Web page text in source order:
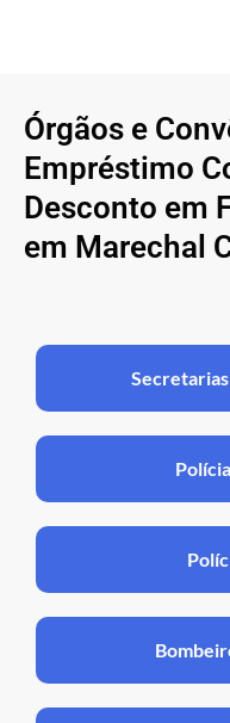
Órgãos e
Empréstimo
Desconto em
em Marechal